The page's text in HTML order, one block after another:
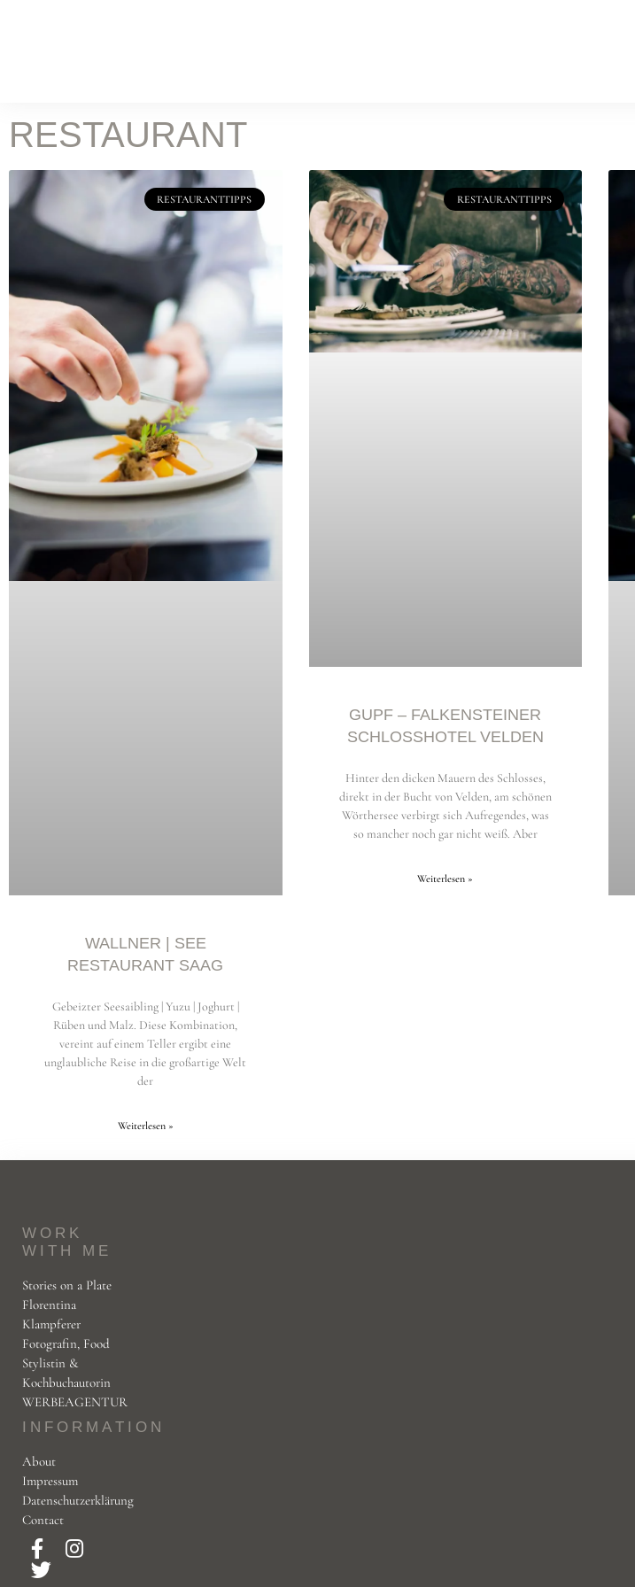
BATILOO
ABOUT
CONTACT
Copyright © 2026 storiesonaplate.com - Florentina Klampferer, BA
RESTAURANT
RESTAURANTTIPPS
WALLNER | SEE
RESTAURANT SAAG
Gebeizter Seesaibling | Yuzu | Joghurt |
Rüben und Malz. Diese Kombination,
vereint auf einem Teller ergibt eine
unglaubliche Reise in die großartige Welt
der
Weiterlesen »
RESTAURANTTIPPS
GUPF – FALKENSTEINER
SCHLOSSHOTEL VELDEN
Hinter den dicken Mauern des Schlosses,
direkt in der Bucht von Velden, am schönen
Wörthersee verbirgt sich Aufregendes, was
so mancher noch gar nicht weiß. Aber
Weiterlesen »
WORK
WITH ME
Stories on a Plate
Florentina
Klampferer
Fotografin, Food
Stylistin &
Kochbuchautorin
WERBEAGENTUR
INFORMATION
About
Impressum
Datenschutzerklärung
Contact